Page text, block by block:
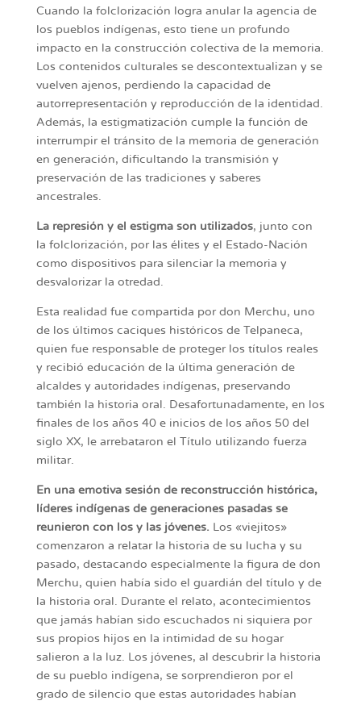
Cuando la folclorización logra anular la agencia de
los pueblos indígenas, esto tiene un profundo
impacto en la construcción colectiva de la memoria.
Los contenidos culturales se descontextualizan y se
vuelven ajenos, perdiendo la capacidad de
autorrepresentación y reproducción de la identidad.
Además, la estigmatización cumple la función de
interrumpir el tránsito de la memoria de generación
en generación, dificultando la transmisión y
preservación de las tradiciones y saberes
ancestrales.
La represión y el estigma son utilizados, junto con
la folclorización, por las élites y el Estado-Nación
como dispositivos para silenciar la memoria y
desvalorizar la otredad.
Esta realidad fue compartida por don Merchu, uno
de los últimos caciques históricos de Telpaneca,
quien fue responsable de proteger los títulos reales
y recibió educación de la última generación de
alcaldes y autoridades indígenas, preservando
también la historia oral. Desafortunadamente, en los
finales de los años 40 e inicios de los años 50 del
siglo XX, le arrebataron el Título utilizando fuerza
militar.
En una emotiva sesión de reconstrucción histórica,
líderes indígenas de generaciones pasadas se
reunieron con los y las jóvenes. Los «viejitos»
comenzaron a relatar la historia de su lucha y su
pasado, destacando especialmente la figura de don
Merchu, quien había sido el guardián del título y de
la historia oral. Durante el relato, acontecimientos
que jamás habían sido escuchados ni siquiera por
sus propios hijos en la intimidad de su hogar
salieron a la luz. Los jóvenes, al descubrir la historia
de su pueblo indígena, se sorprendieron por el
grado de silencio que estas autoridades habían